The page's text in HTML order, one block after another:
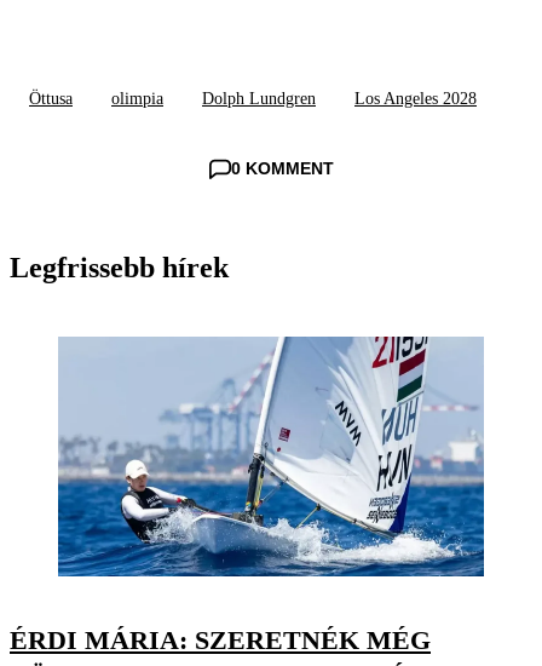
Öttusa olimpia Dolph Lundgren Los Angeles 2028
0 KOMMENT
Legfrissebb hírek
ÉRDI MÁRIA: SZERETNÉK MÉG